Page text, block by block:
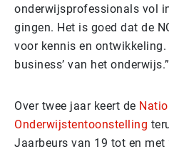
onderwijsprofessionals vol
gingen. Het is goed dat de
voor kennis en ontwikkeling.
business’ van het onderwijs.”
Over twee jaar keert de
Onderwijstentoonstelling
Jaarbeurs van 19 tot en